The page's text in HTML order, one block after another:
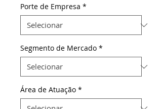
Porte de Empresa *
Segmento de Mercado *
Área de Atuação *